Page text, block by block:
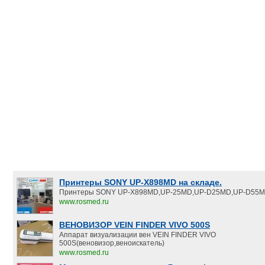
Принтеры SONY UP-X898MD на складе.
Принтеры SONY UP-X898MD,UP-25MD,UP-D25MD,UP-
www.rosmed.ru
ВЕНОВИЗОР VEIN FINDER VIVO 500S
Аппарат визуализации вен VEIN FINDER VIVO
500S(веновизор,веноискатель)
www.rosmed.ru